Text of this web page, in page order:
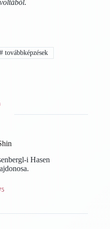
# továbbképzések
i Hasen